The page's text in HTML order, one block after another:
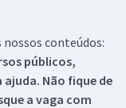
conteúdos:
públicos,
ajuda. Não fique de
a vaga com